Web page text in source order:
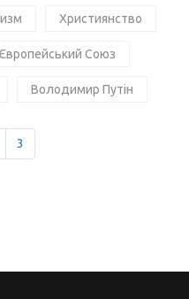
Християнство
Європейський Союз
Володимир Путін
3